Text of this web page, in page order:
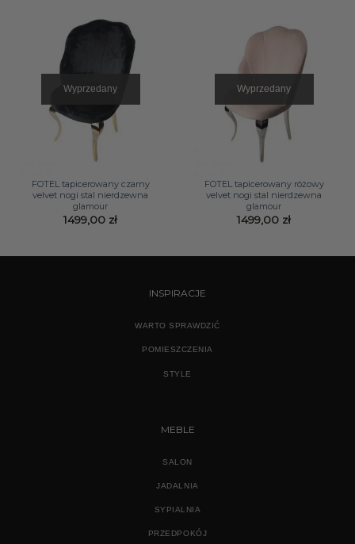
Wyprzedany
FOTEL tapicerowany czarny
velvet nogi stal nierdzewna
glamour
1499,00 zł
Wyprzedany
FOTEL tapicerowany różowy
velvet nogi stal nierdzewna
glamour
1499,00 zł
INSPIRACJE
WARTO SPRAWDZIĆ
POMIESZCZENIA
STYLE
MEBLE
SALON
JADALNIA
SYPIALNIA
PRZEDPOKÓJ